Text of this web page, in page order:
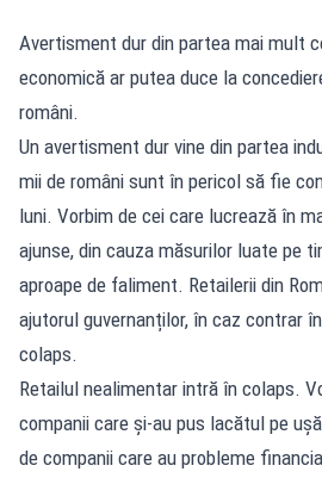
Avertisment dur din partea mai mult
economică ar putea duce la
români.
Un avertisment dur vine din partea
mii de români sunt în pericol să fie
luni. Vorbim de cei care lucrează în
ajunse, din cauza măsurilor luate pe
aproape de faliment. Retailerii din
ajutorul guvernanților, în caz contrar
colaps.
Retailul nealimentar intră în colaps.
companii care și-au pus lacătul pe
de companii care au probleme